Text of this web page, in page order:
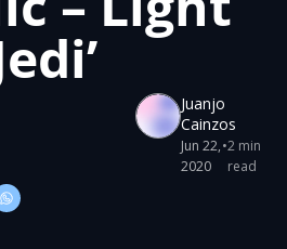
Juanjo
Cainzos
Jun 22,
2020
•2 min
read